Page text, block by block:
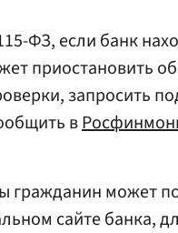
ФЗ, если банк
приостановить
запросить
в
гражданин может
сайте банка,